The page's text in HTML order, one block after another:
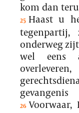
kom dan
25 Haast u
onderweg
wel eens
26